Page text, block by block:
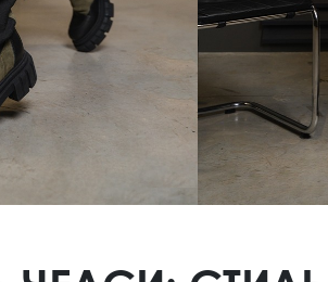
Полуботинки
Ботильоны
Челси